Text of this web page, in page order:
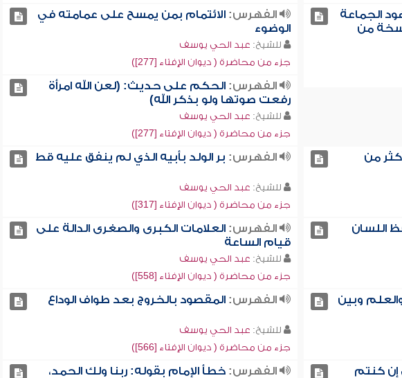
الجماعة
من
الفهرس: الائتمام بمن يمسح على عمامته في
الوضوء
للشيخ: عبد الحي يوسف
جزء من محاضرة ( ديوان الإفتاء [277])
الفهرس: الحكم على حديث: (لعن الله امرأة
رفعت صوتها ولو بذكر الله)
للشيخ: عبد الحي يوسف
جزء من محاضرة ( ديوان الإفتاء [277])
من
الفهرس: بر الولد بأبيه الذي لم ينفق عليه قط
للشيخ: عبد الحي يوسف
جزء من محاضرة ( ديوان الإفتاء [317])
اللسان
الفهرس: العلامات الكبرى والصغرى الدالة على
قيام الساعة
للشيخ: عبد الحي يوسف
جزء من محاضرة ( ديوان الإفتاء [558])
وبين
الفهرس: المقصود بالخروج بعد طواف الوداع
للشيخ: عبد الحي يوسف
جزء من محاضرة ( ديوان الإفتاء [566])
إن كنتم
الفهرس: خطأ الإمام بقوله: ربنا ولك الحمد،